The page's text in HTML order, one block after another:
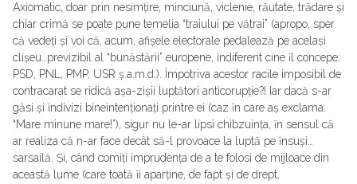
Axiomatic, doar prin nesimțire, minciună, viclenie, răutate, trădare și
chiar crimă se poate pune temelia “traiului pe vătrai” (apropo, sper
că vedeți și voi că, acum, afișele electorale pedalează pe același
clișeu…previzibil al “bunăstării” europene, indiferent cine ȋl concepe:
PSD, PNL, PMP, USR ș.a.m.d.). Ȋmpotriva acestor racile imposibil de
contracarat se ridică așa-zișii luptători anticorupție?! Iar dacă s-ar
găsi și indivizi bineintenționați printre ei (caz ȋn care aș exclama:
“Mare minune mare!”), sigur nu le-ar lipsi chibzuința, ȋn sensul că
ar realiza că n-ar face decât să-l provoace la luptă pe ȋnsuși…
sarsailă. Și, când comiți imprudența de a te folosi de mijloace din
această lume (care toată ȋi aparține, de fapt și de drept,